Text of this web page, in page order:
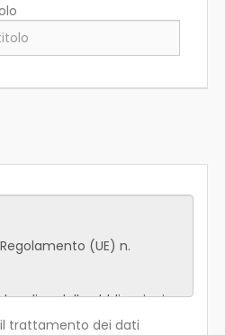
trattamento dei dati